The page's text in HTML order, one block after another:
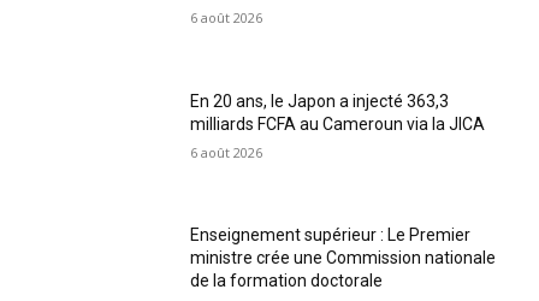
6 août 2026
En 20 ans, le Japon a injecté 363,3
milliards FCFA au Cameroun via la JICA
6 août 2026
Enseignement supérieur : Le Premier
ministre crée une Commission nationale
de la formation doctorale